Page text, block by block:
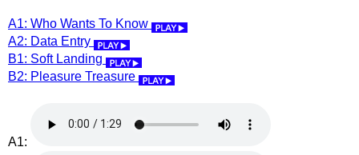
A1: Who Wants To Know
A2: Data Entry
B1: Soft Landing
B2: Pleasure Treasure
A1: